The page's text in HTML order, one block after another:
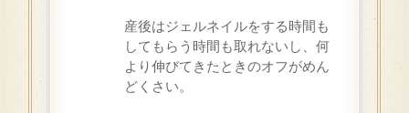
産後はジェルネイルをする時間も
してもらう時間も取れないし、何
より伸びてきたときのオフがめん
どくさい。